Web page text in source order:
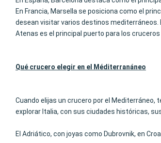
En Francia, Marsella se posiciona como el
desean visitar varios destinos mediterráneos.
Atenas es el principal puerto para los
Qué crucero elegir en el Méditerranáneo
Cuando elijas un crucero por el
explorar Italia, con sus ciudades históricas,
El Adriático, con joyas como Dubrovnik, en